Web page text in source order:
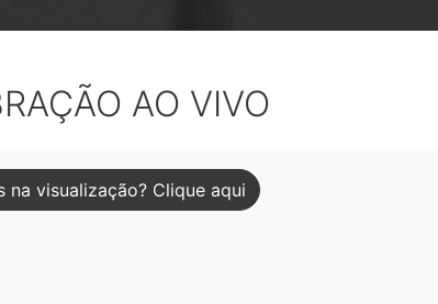
AO VIVO
na visualização? Clique aqui